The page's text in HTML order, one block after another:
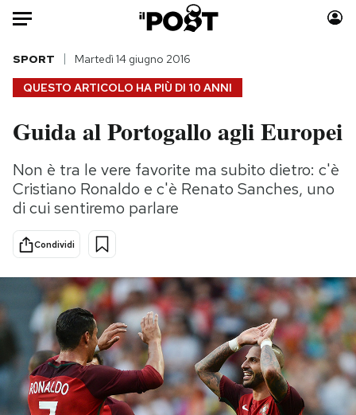
Auto
HOME
Italia
Politica
Tecnologia
Scienza
Economia
Sport
Moda
Consumismi
Altrecose
Mondiali calcio 2026
PODCAST
QUESTO ARTICOLO HA PIÙ DI 10 ANNI
SPORT Martedì 14 giugno 2016
Guida al Portogallo agli Europei
Non è tra le vere favorite ma subito dietro: c'è
Cristiano Ronaldo e c'è Renato Sanches, uno
di cui sentiremo parlare
Condividi